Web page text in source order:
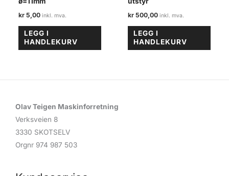
kr 5,00
LEGG I
HANDLEKURV
kr 500,00
LEGG I
HANDLEKURV
Olav Teigen Maskinforretning
Verksveien 8
3330 SKOTSELV
Orgnr 974 987 503